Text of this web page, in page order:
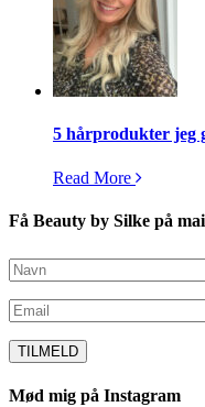
5 hårprodukter jeg
Read More
Få Beauty by Silke på
Mød mig på Instagram